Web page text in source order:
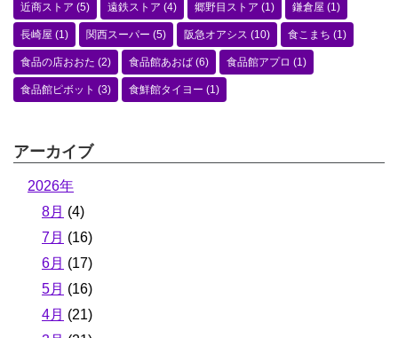
近商ストア (5) 遠鉄ストア (4) 郷野目ストア (1) 鎌倉屋 (1)
長崎屋 (1) 関西スーパー (5) 阪急オアシス (10) 食こまち (1)
食品の店おおた (2) 食品館あおば (6) 食品館アプロ (1)
食品館ピボット (3) 食鮮館タイヨー (1)
アーカイブ
2026年
8月 (4)
7月 (16)
6月 (17)
5月 (16)
4月 (21)